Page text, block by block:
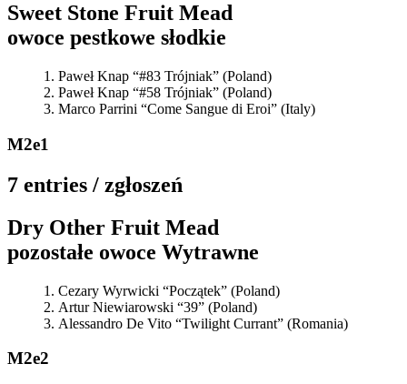
Sweet Stone Fruit Mead
owoce pestkowe słodkie
Paweł Knap “#83 Trójniak” (Poland)
Paweł Knap “#58 Trójniak” (Poland)
Marco Parrini “Come Sangue di Eroi” (Italy)
M2e1
7 entries / zgłoszeń
Dry Other Fruit Mead
pozostałe owoce Wytrawne
Cezary Wyrwicki “Początek” (Poland)
Artur Niewiarowski “39” (Poland)
Alessandro De Vito “Twilight Currant” (Romania)
M2e2